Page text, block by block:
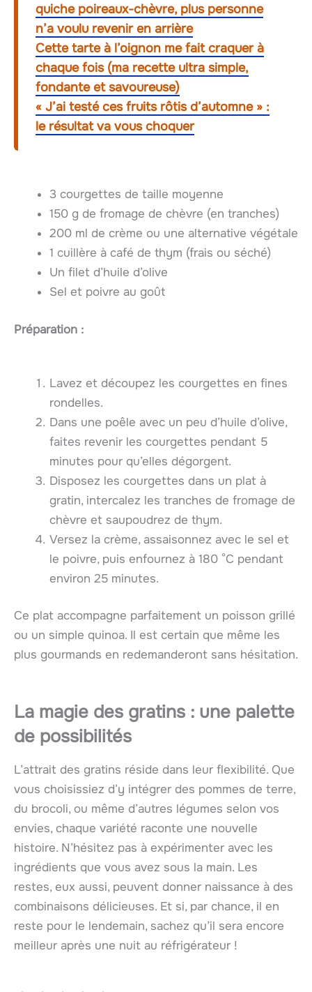
quiche poireaux-chèvre, plus personne
n’a voulu revenir en arrière
Cette tarte à l’oignon me fait craquer à
chaque fois (ma recette ultra simple,
fondante et savoureuse)
« J’ai testé ces fruits rôtis d’automne » :
le résultat va vous choquer
3 courgettes de taille moyenne
150 g de fromage de chèvre (en tranches)
200 ml de crème ou une alternative végétale
1 cuillère à café de thym (frais ou séché)
Un filet d’huile d’olive
Sel et poivre au goût
Préparation :
Lavez et découpez les courgettes en fines
rondelles.
Dans une poêle avec un peu d’huile d’olive,
faites revenir les courgettes pendant 5
minutes pour qu’elles dégorgent.
Disposez les courgettes dans un plat à
gratin, intercalez les tranches de fromage de
chèvre et saupoudrez de thym.
Versez la crème, assaisonnez avec le sel et
le poivre, puis enfournez à 180 °C pendant
environ 25 minutes.
Ce plat accompagne parfaitement un poisson grillé
ou un simple quinoa. Il est certain que même les
plus gourmands en redemanderont sans hésitation.
La magie des gratins : une palette
de possibilités
L’attrait des gratins réside dans leur flexibilité. Que
vous choisissiez d’y intégrer des pommes de terre,
du brocoli, ou même d’autres légumes selon vos
envies, chaque variété raconte une nouvelle
histoire. N’hésitez pas à expérimenter avec les
ingrédients que vous avez sous la main. Les
restes, eux aussi, peuvent donner naissance à des
combinaisons délicieuses. Et si, par chance, il en
reste pour le lendemain, sachez qu’il sera encore
meilleur après une nuit au réfrigérateur !